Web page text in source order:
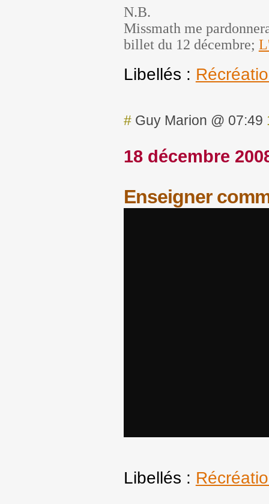
N.B.
Missmath me
billet du 12 décembre;
Libellés :
#Guy Marion @ 07:49
18 décembre
Enseigner
Libellés :